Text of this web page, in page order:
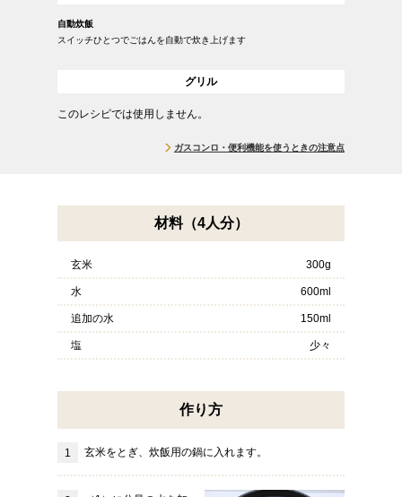
自動炊飯
スイッチひとつでごはんを自動で炊き上げます
グリル
このレシピでは使用しません。
ガスコンロ・便利機能を使うときの注意点
材料（4人分）
玄米 300g
水 600ml
追加の水 150ml
塩 少々
作り方
玄米をとぎ、炊飯用の鍋に入れます。